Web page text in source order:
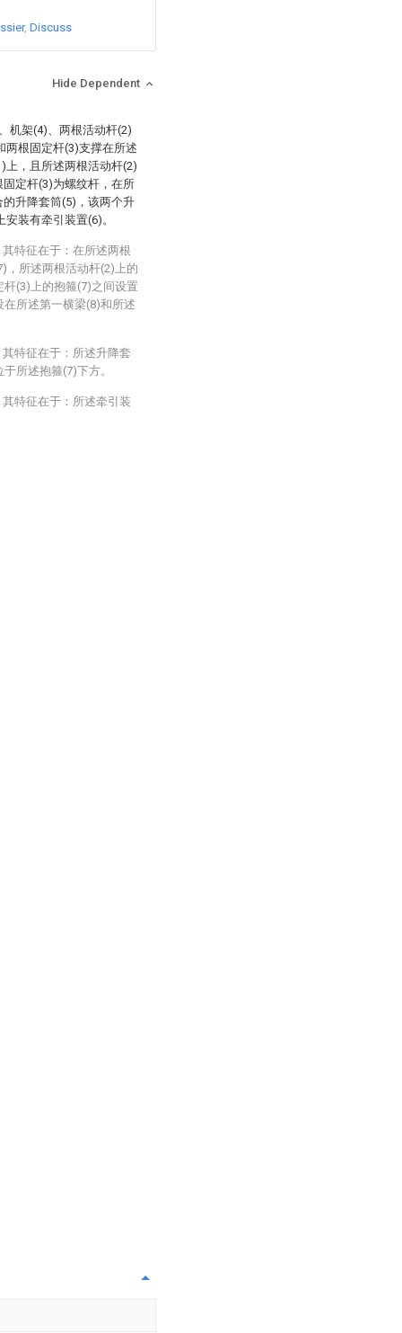
Discuss
Hide Dependent
机架(4)、两根活动杆(2)
两根固定杆(3)支撑在所述
上，且所述两根活动杆(2)
定杆(3)为螺纹杆，在所
升降套筒(5)，该两个升
装有牵引装置(6)。
特征在于：在所述两根
，所述两根活动杆(2)上的
(3)上的抱箍(7)之间设置
所述第一横梁(8)和所述
特征在于：所述升降套
所述抱箍(7)下方。
特征在于：所述牵引装